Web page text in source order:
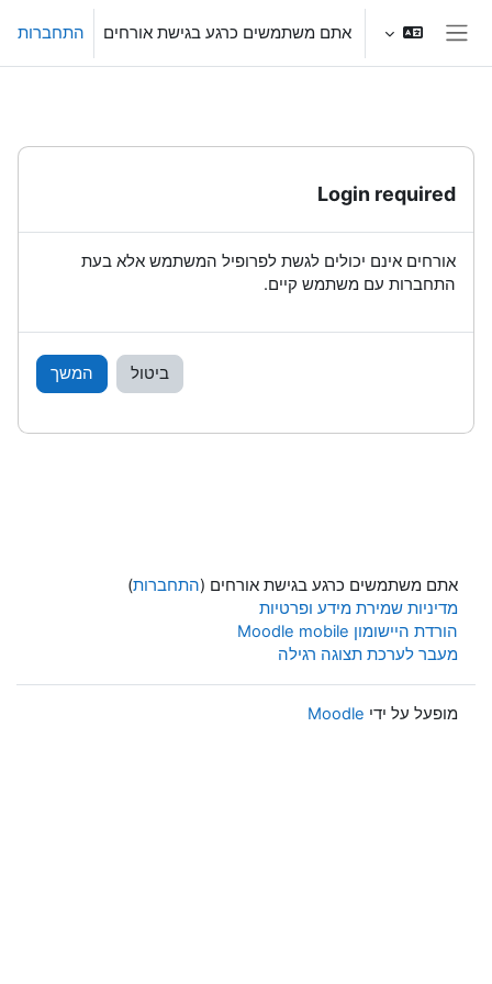
חלון סקירה צדדי
אתם משתמשים כרגע בגישת אורחים התחברות
Login required
אורחים אינם יכולים לגשת לפרופיל המשתמש אלא בעת
התחברות עם משתמש קיים.
ביטול המשך
אתם משתמשים כרגע בגישת אורחים (התחברות)
מדיניות שמירת מידע ופרטיות
הורדת היישומון Moodle mobile
מעבר לערכת תצוגה רגילה
מופעל על ידי Moodle